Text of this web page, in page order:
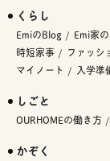
くらし
EmiのBlog Emi家
時短家事
ファッシ
マイノート
入学準
しごと
OURHOMEの働き方
かぞく